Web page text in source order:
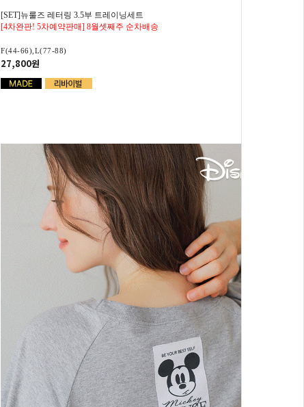
[SET]뉴룰즈 레터링 3.5부 트레이닝세트
[4차완판! 5차예약판매] 8월셋째주 순차배송
F(44-66),L(77-88)
27,800원